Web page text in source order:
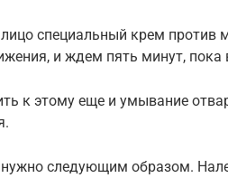
специальный крем против
и ждем пять минут, пока
к этому еще и умывание
следующим образом.